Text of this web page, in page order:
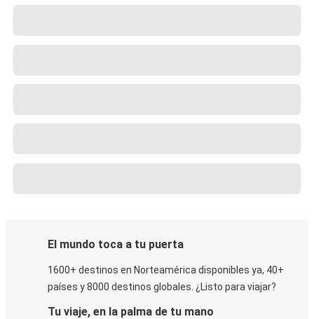
El mundo toca a tu puerta
1600+ destinos en Norteamérica disponibles ya, 40+
países y 8000 destinos globales. ¿Listo para viajar?
Tu viaje, en la palma de tu mano